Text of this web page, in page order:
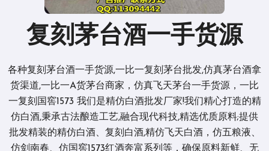
复刻茅台酒一手货源
各种复刻茅台酒一手货源,一比一复刻茅台批发,仿真茅台酒拿
货渠道,一比一A货茅台商家，仿真飞天茅台一手货源，一比
一复刻国窖1573 我们是精仿白酒批发厂家!我们精心打造的精
仿白酒,秉承古法酿造工艺,融合现代科技,精选优质原料;提供
批发精装的精仿白酒、复刻白酒,精仿飞天白酒，仿五粮液、
仿剑南春、仿国窖1573红酒奔富系列等，确保原料新鲜、无